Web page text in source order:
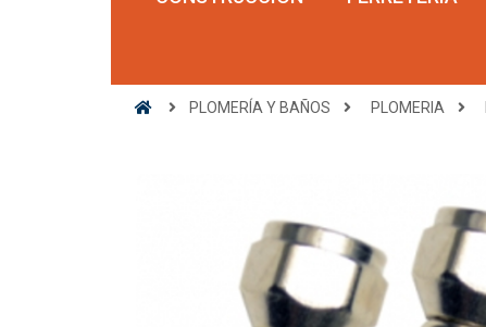
PLOMERÍA Y BAÑOS PLOMERIA